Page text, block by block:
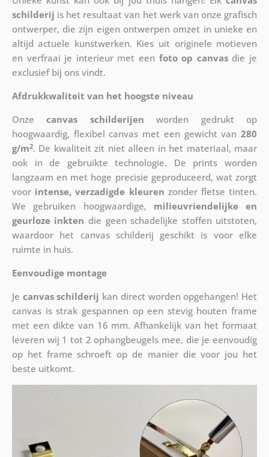
schilderij is het resultaat van het werk van onze grafisch
ontwerper, die zijn eigen ontwerpen omzet in unieke en
altijd actuele kunstwerken. Kies uit originele motieven
en verfraai je interieur met een foto op canvasdie je
exclusief bij ons vindt.
Afdrukkwaliteit van het hoogste niveau
Onzecanvas schilderijen worden gedrukt op
hoogwaardig, flexibel canvas met een gewicht van280
g/m2. De kwaliteit zit niet alleen in het materiaal, maar
ook in de gebruikte technologie. De prints worden
langzaam en met hoge precisie geproduceerd, wat zorgt
voor intense, verzadigde kleuren zonder fletse tinten.
We gebruiken hoogwaardige, milieuvriendelijke en
geurloze inkten die geen schadelijke stoffen uitstoten,
waardoor het canvas schilderij geschikt is voor elke
ruimte in huis.
Eenvoudige montage
Je canvas schilderij kan direct worden opgehangen! Het
canvas is strak gespannen op een stevig houten frame
met een dikte van 16 mm. Afhankelijk van het formaat
leveren wij 1 tot 2 ophangbeugels mee, die je eenvoudig
op het frame schroeft op de manier die voor jou het
beste uitkomt.